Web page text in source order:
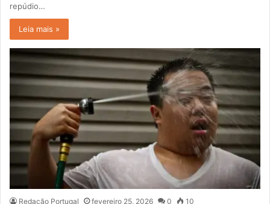
repúdio…
Leia mais »
Redação Portugal fevereiro 25, 2026 0 10